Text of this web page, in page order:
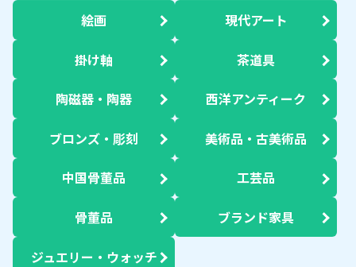
絵画 現代アート
掛け軸 茶道具
陶磁器・陶器 西洋アンティーク
ブロンズ・彫刻 美術品・古美術品
中国骨董品 工芸品
骨董品 ブランド家具
ジュエリー・ウォッチ